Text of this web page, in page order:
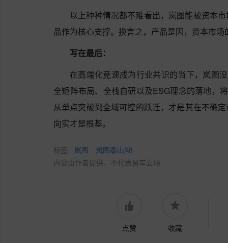
以上种种情况都不难看出，岚图能被资本
品作为核心支撑。换言之，产品是因，资本市场
写在最后：
在高端化竞速成为行业共识的当下，岚图
全矩阵布局、全栈自研以及ESG理念的落地，
从单点突破到全域可控的跃迁，才是其在不确
向实才是根基。
标签: 岚图
岚图泰山X8
内容由作者提供，不代表易车立场
点赞 收藏